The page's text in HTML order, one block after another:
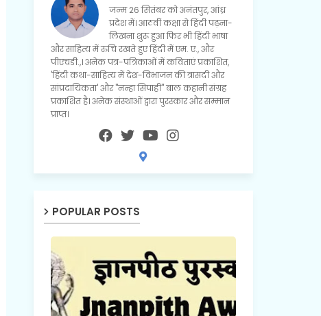
जन्म 26 सितंबर को अनंतपुर, आंध्र
प्रदेश में। आठवीं कक्षा से हिंदी पढ़ना-
लिखना शुरू हुआ फिर भी हिंदी भाषा
और साहित्य में रुचि रखते हुए हिंदी में एम. ए., और
पीएचडी.,। अनेक पत्र-पत्रिकाओं में कविताएं प्रकाशित,
'हिंदी कथा-साहित्य में देश-विभाजन की त्रासदी और
सांप्रदायिकता' और "नन्हा सिपाही" बाल कहानी संग्रह
प्रकाशित है। अनेक संस्थाओं द्वारा पुरस्कार और सम्मान
प्राप्त।
POPULAR POSTS